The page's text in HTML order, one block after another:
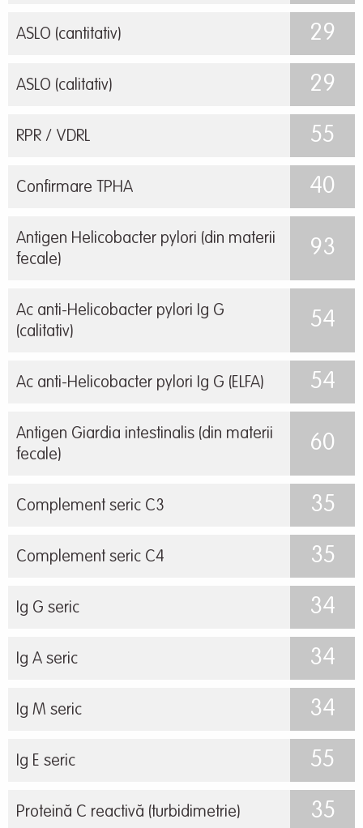
ASLO (cantitativ) 29
ASLO (calitativ) 29
RPR / VDRL 55
Confirmare TPHA 40
Antigen Helicobacter pylori (din materii
fecale)
93
Ac anti-Helicobacter pylori Ig G
(calitativ)
54
Ac anti-Helicobacter pylori Ig G (ELFA) 54
Antigen Giardia intestinalis (din materii
fecale)
60
Complement seric C3 35
Complement seric C4 35
Ig G seric 34
Ig A seric 34
Ig M seric 34
Ig E seric 55
Proteină C reactivă (turbidimetrie) 35